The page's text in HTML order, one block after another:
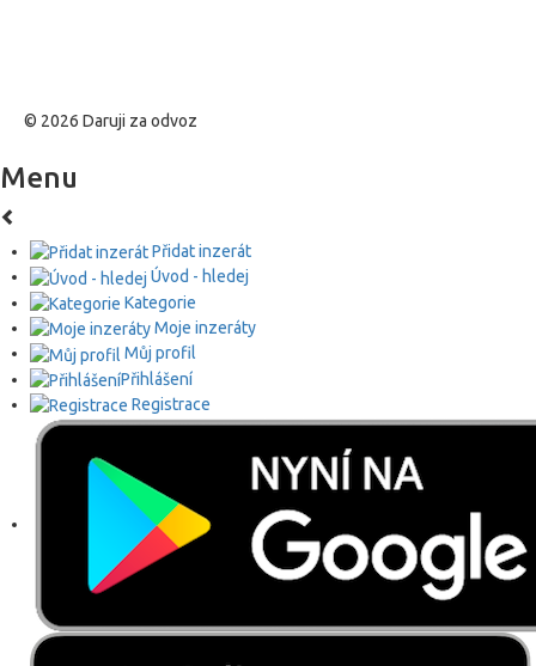
© 2026 Daruji za odvoz
Menu
Přidat inzerát
Úvod - hledej
Kategorie
Moje inzeráty
Můj profil
Přihlášení
Registrace